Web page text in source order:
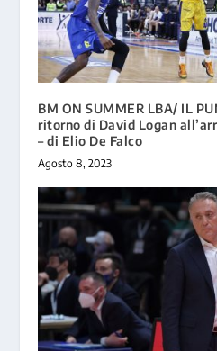
BM ON SUMMER LBA/ IL
ritorno di David Logan
– di Elio De Falco
Agosto 8, 2023